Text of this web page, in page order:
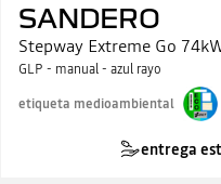
SANDERO
Stepway Extreme Go
GLP - manual - azul rayo
etiqueta medioambiental
entrega